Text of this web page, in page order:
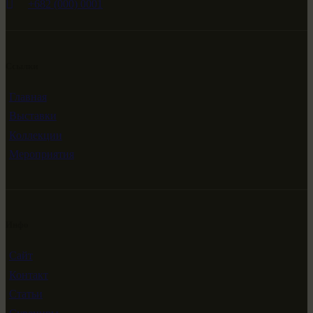
+682 (000) 0001
Главная
Выставки
Коллекции
Мероприятия
Сайт
Контакт
Статьи